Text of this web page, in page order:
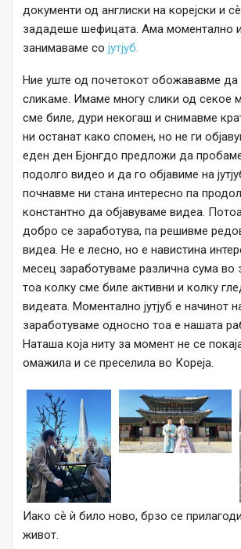
документи од англиски на корејски и
зададеше шефицата. Ама моментално
занимаваме со јутјуб.
Ние уште од почетокот обожававме
сликаме. Имаме многу слики од секое
сме биле, дури некогаш и снимавме
ни останат како спомен, но не ги
еден ден Бјонгдо предложи да
подолго видео и да го објавиме на
почнавме ни стана интересно па
константно да објавуваме видеа.
добро се заработува, па решивме
видеа. Не е лесно, но е навистина
месец заработуваме различна сума во
тоа колку сме биле активни и колку
видеата. Моментално јутјуб е начинот
заработуваме односно тоа е нашата
Наташа која ниту за момент не се
омажила и се преселила во Кореја.
Иако сѐ ѝ било ново, брзо се
живот.